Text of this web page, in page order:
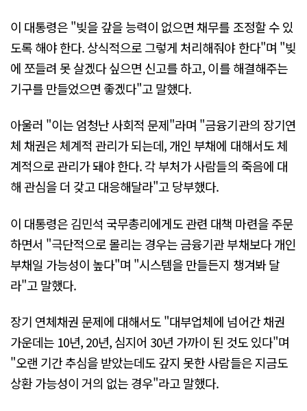
이 대통령은 "빚을 갚을 능력이 없으면 채무를 조정할 수 있
도록 해야 한다. 상식적으로 그렇게 처리해줘야 한다"며 "빚
에 쪼들려 못 살겠다 싶으면 신고를 하고, 이를 해결해주는
기구를 만들었으면 좋겠다"고 말했다.
아울러 "이는 엄청난 사회적 문제"라며 "금융기관의 장기연
체 채권은 체계적 관리가 되는데, 개인 부채에 대해서도 체
계적으로 관리가 돼야 한다. 각 부처가 사람들의 죽음에 대
해 관심을 더 갖고 대응해달라"고 당부했다.
이 대통령은 김민석 국무총리에게도 관련 대책 마련을 주문
하면서 "극단적으로 몰리는 경우는 금융기관 부채보다 개인
부채일 가능성이 높다"며 "시스템을 만들든지 챙겨봐 달
라"고 말했다.
장기 연체채권 문제에 대해서도 "대부업체에 넘어간 채권
가운데는 10년, 20년, 심지어 30년 가까이 된 것도 있다"며
"오랜 기간 추심을 받았는데도 갚지 못한 사람들은 지금도
상환 가능성이 거의 없는 경우"라고 말했다.